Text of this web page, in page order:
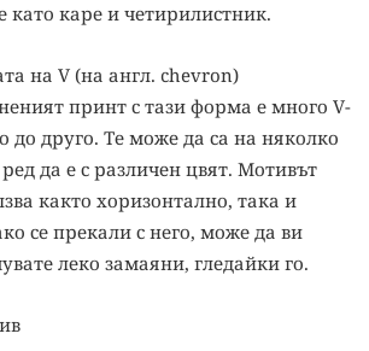
като каре и четирилистник.
на V (на англ. chevron)
принт с тази форма е много V-
до друго. Те може да са на няколко
да е с различен цвят. Мотивът
както хоризонтално, така и
се прекали с него, може да ви
леко замаяни, гледайки го.